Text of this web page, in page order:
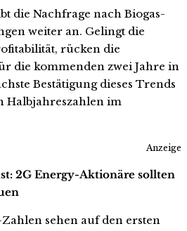
die Nachfrage nach Biogas-
weiter an. Gelingt die
rücken die
die kommenden zwei Jahre in
Bestätigung dieses Trends
Halbjahreszahlen im
Anzeige
2G Energy-Aktionäre sollten
sehen auf den ersten